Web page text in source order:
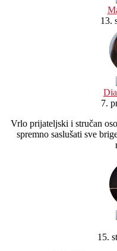
13.
7.
Vrlo prijateljski i stručan
spremno saslušati sve
15.